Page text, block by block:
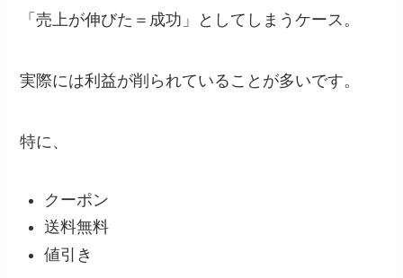
「売上が伸びた＝成功」としてしまうケース。
実際には利益が削られていることが多いです。
特に、
クーポン
送料無料
値引き